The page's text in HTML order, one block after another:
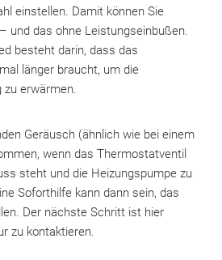
einstellen. Damit können Sie
und das ohne Leistungseinbußen.
besteht darin, dass das
länger braucht, um die
zu erwärmen.
Geräusch (ähnlich wie bei einem
wenn das Thermostatventil
steht und die Heizungspumpe zu
Soforthilfe kann dann sein, das
Der nächste Schritt ist hier
zu kontaktieren.